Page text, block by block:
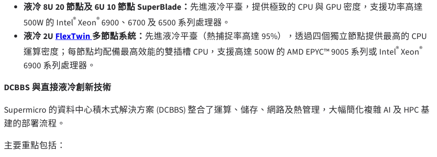
液冷 8U 20 節點及 6U 10 節點 SuperBlade： 先進液冷平臺，提供極致的 CPU 與 GPU 密度，支援功率高達
500W 的 Intel®Xeon®6900、6700 及 6500 系列處理器。
液冷 2U FlexTwin 多節點系統： 先進液冷平臺（熱捕捉率高達 95%），透過四個獨立節點提供最高的 CPU
運算密度；每節點均配備最高效能的雙插槽 CPU，支援高達 500W 的 AMD EPYC™ 9005 系列或 Intel®Xeon®
6900 系列處理器。
DCBBS 與直接液冷創新技術
Supermicro 的資料中心積木式解決方案 (DCBBS) 整合了運算、儲存、網路及熱管理，大幅簡化複雜 AI 及 HPC 基
建的部署流程。
主要重點包括：